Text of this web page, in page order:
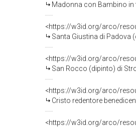
Madonna con Bambino in trono
<https://w3id.org/arco/
Santa Giustina di Padova
<https://w3id.org/arco/
San Rocco (dipinto) di
<https://w3id.org/arco/
Cristo redentore
<https://w3id.org/arco/